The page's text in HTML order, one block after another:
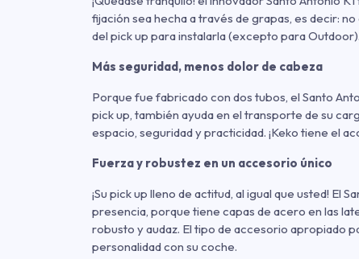
fijación sea hecha a través de grapas, es decir:
del pick up para instalarla (excepto para Outdoor).
Más seguridad, menos dolor de cabeza
Porque fue fabricado con dos tubos, el Santo
pick up, también ayuda en el transporte de su
espacio, seguridad y practicidad. ¡Keko tiene el
Fuerza y robustez en un accesorio único
¡Su pick up lleno de actitud, al igual que usted! El
presencia, porque tiene capas de acero en las
robusto y audaz. El tipo de accesorio apropiado
personalidad con su coche.